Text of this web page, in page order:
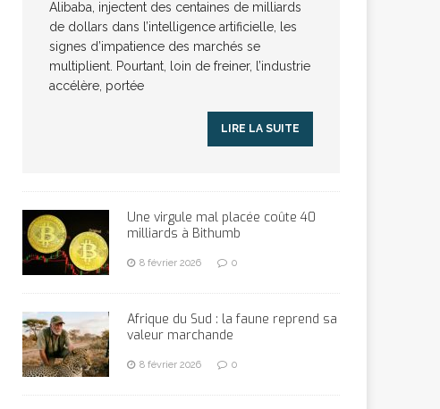
Alibaba, injectent des centaines de milliards
de dollars dans l’intelligence artificielle, les
signes d’impatience des marchés se
multiplient. Pourtant, loin de freiner, l’industrie
accélère, portée
LIRE LA SUITE
Une virgule mal placée coûte 40
milliards à Bithumb
8 février 2026 0
Afrique du Sud : la faune reprend sa
valeur marchande
8 février 2026 0